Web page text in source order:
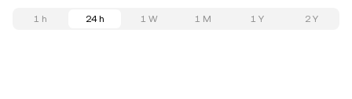
1 h 24 h 1 W 1 M 1 Y 2 Y